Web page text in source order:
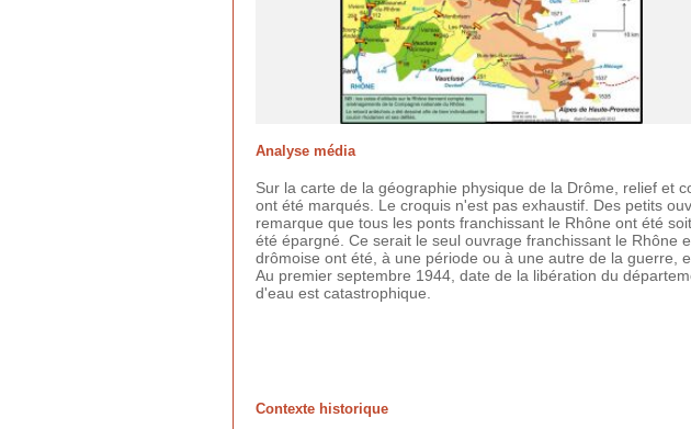
Analyse média
Sur la carte de la géographie physique de la Drôme, relief et
ont été marqués. Le croquis n'est pas exhaustif. Des petits
remarque que tous les ponts franchissant le Rhône ont été
été épargné. Ce serait le seul ouvrage franchissant le Rhône
drômoise ont été, à une période ou à une autre de la guerre,
Au premier septembre 1944, date de la libération du
d'eau est catastrophique.
Contexte historique